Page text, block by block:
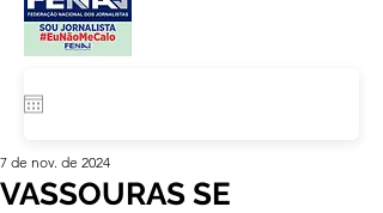
VASSOURAS SE
7 de nov. de 2024